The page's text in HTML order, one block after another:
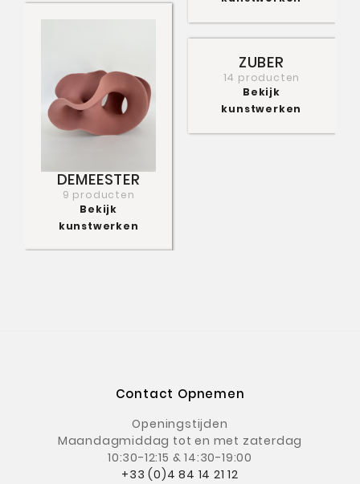
DEMEESTER
9 producten
Bekijk
kunstwerken
ZUBER
14 producten
Bekijk
kunstwerken
Contact Opnemen
Openingstijden
Maandagmiddag tot en met zaterdag
10:30-12:15 & 14:30-19:00
+33 (0)4 84 14 21 12